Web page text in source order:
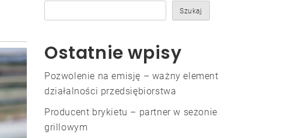
Szukaj
Ostatnie wpisy
Pozwolenie na emisję – ważny element
działalności przedsiębiorstwa
Producent brykietu – partner w sezonie
grillowym